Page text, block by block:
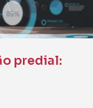
predial: